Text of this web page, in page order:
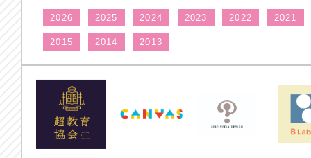
2026 2025 2024 2023 2022 2021
2015 2014 2013